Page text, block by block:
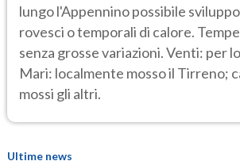
lungo l'Appennino possibile
rovesci o temporali di calore.
senza grosse variazioni. Venti: per
Mari: localmente mosso il Tirreno;
mossi gli altri.
Ultime news